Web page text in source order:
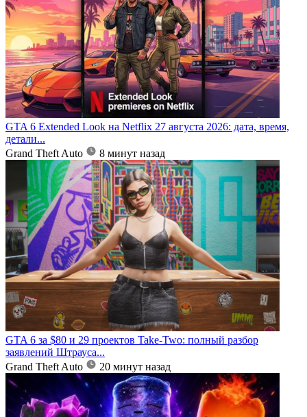
GTA 6 Extended Look на Netflix 27 августа 2026: дата, время,
детали...
Grand Theft Auto
8 минут назад
GTA 6 за $80 и 29 проектов Take-Two: полный разбор
заявлений Штрауса...
Grand Theft Auto
20 минут назад